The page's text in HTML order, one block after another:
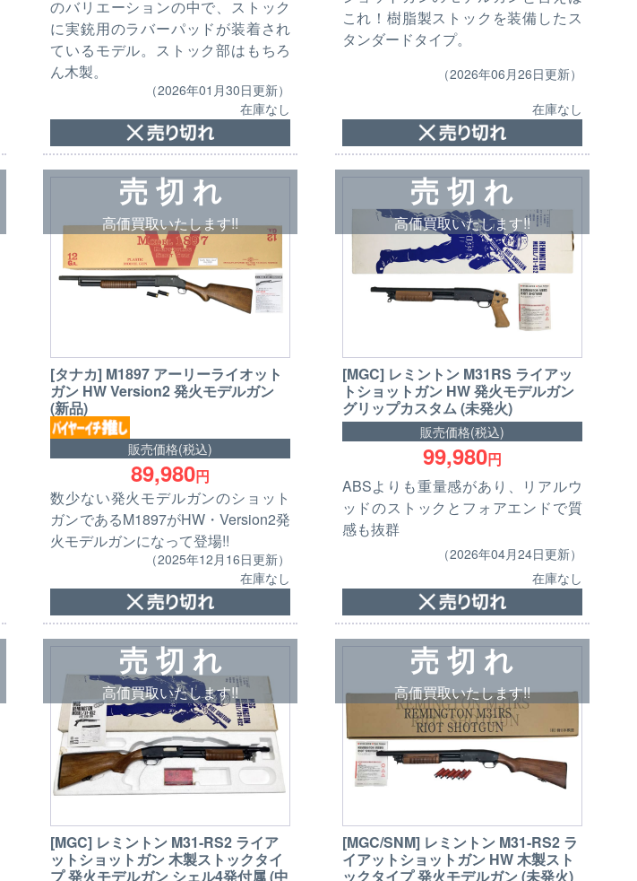
のバリエーションの中で、ストック
に実銃用のラバーパッドが装着され
ているモデル。ストック部はもちろ
ん木製。
（2026年01月30日更新）
在庫なし
これ！樹脂製ストックを装備したス
タンダードタイプ。
（2026年06月26日更新）
在庫なし
売 切 れ
高価買取いたします!!
[タナカ] M1897 アーリーライオット
ガン HW Version2 発火モデルガン
(新品)
販売価格(税込)
89,980円
数少ない発火モデルガンのショット
ガンであるM1897がHW・Version2発
火モデルガンになって登場!!
（2025年12月16日更新）
在庫なし
売 切 れ
高価買取いたします!!
[MGC] レミントン M31RS ライアッ
トショットガン HW 発火モデルガン
グリップカスタム (未発火)
販売価格(税込)
99,980円
ABSよりも重量感があり、リアルウ
ッドのストックとフォアエンドで質
感も抜群
（2026年04月24日更新）
在庫なし
売 切 れ
高価買取いたします!!
[MGC] レミントン M31-RS2 ライア
ットショットガン 木製ストックタイ
プ 発火モデルガン シェル4発付属 (中
売 切 れ
高価買取いたします!!
[MGC/SNM] レミントン M31-RS2 ラ
イアットショットガン HW 木製スト
ックタイプ 発火モデルガン (未発火)